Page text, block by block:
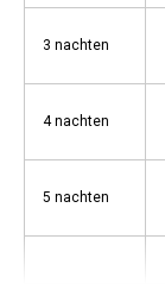
3 nachten
4 nachten
5 nachten